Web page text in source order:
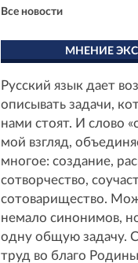
Все новости
МНЕНИЕ
Русский язык дает
описывать задачи,
нами стоят. И слово
мой взгляд,
многое: создание,
сотворчество,
сотоварищество.
немало синонимов,
одну общую задачу.
труд во благо